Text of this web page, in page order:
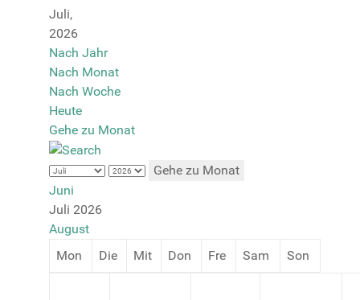
Juli,
2026
Nach Jahr
Nach Monat
Nach Woche
Heute
Gehe zu Monat
Gehe zu Monat
Juni
Juli 2026
August
Mon
Die Mit Don Fre Sam Son